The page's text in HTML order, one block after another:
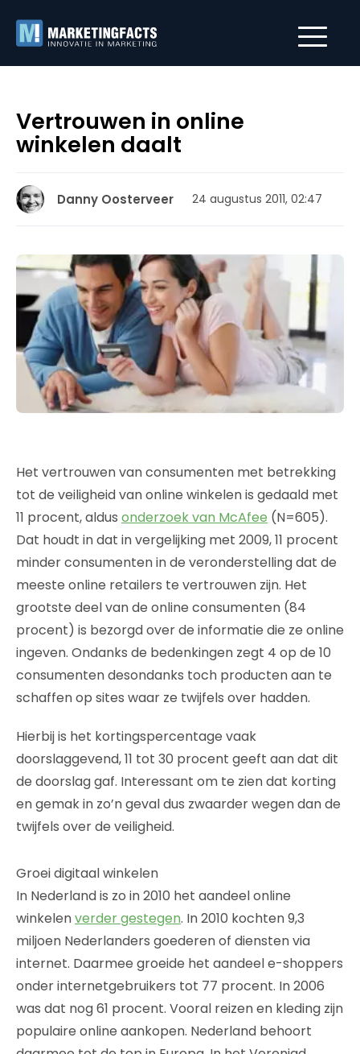
Vertrouwen in online
winkelen daalt
Danny Oosterveer 24 augustus 2011, 02:47
Het vertrouwen van consumenten met betrekking
tot de veiligheid van online winkelen is gedaald met
11 procent, aldus onderzoek van McAfee (N=605).
Dat houdt in dat in vergelijking met 2009, 11 procent
minder consumenten in de veronderstelling dat de
meeste online retailers te vertrouwen zijn. Het
grootste deel van de online consumenten (84
procent) is bezorgd over de informatie die ze online
ingeven. Ondanks de bedenkingen zegt 4 op de 10
consumenten desondanks toch producten aan te
schaffen op sites waar ze twijfels over hadden.
Hierbij is het kortingspercentage vaak
doorslaggevend, 11 tot 30 procent geeft aan dat dit
de doorslag gaf. Interessant om te zien dat korting
en gemak in zo’n geval dus zwaarder wegen dan de
twijfels over de veiligheid.
Groei digitaal winkelen
In Nederland is zo in 2010 het aandeel online
winkelenverder gestegen. In 2010 kochten 9,3
miljoen Nederlanders goederen of diensten via
internet. Daarmee groeide het aandeel e-shoppers
onder internetgebruikers tot 77 procent. In 2006
was dat nog 61 procent. Vooral reizen en kleding zijn
populaire online aankopen. Nederland behoort